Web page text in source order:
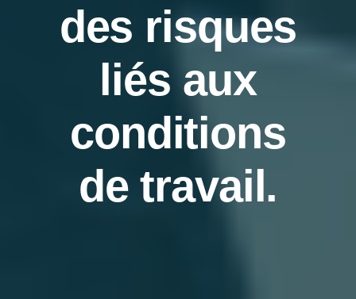
des risques
liés aux
conditions
de travail.